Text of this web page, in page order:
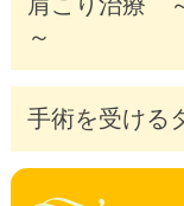
～
手術を受ける